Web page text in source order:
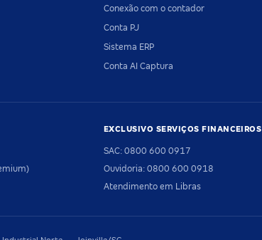
Conexão com o contador
Conta PJ
Sistema ERP
Conta AI Captura
EXCLUSIVO SERVIÇOS FINANCEIROS
SAC: 0800 600 0917
Ouvidoria: 0800 600 0918
Atendimento em Libras